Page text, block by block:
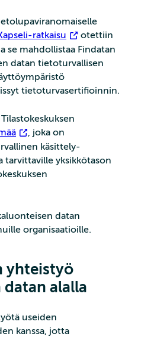
ratkaisu
otettiin
se mahdollistaa Findatan
datan tietoturvallisen
tietoturvasertifioinnin.
, joka on
käsittely-
tarvittaville yksikkötason
datan
organisaatioille.
yhteistyö
alalla
useiden
kanssa, jotta